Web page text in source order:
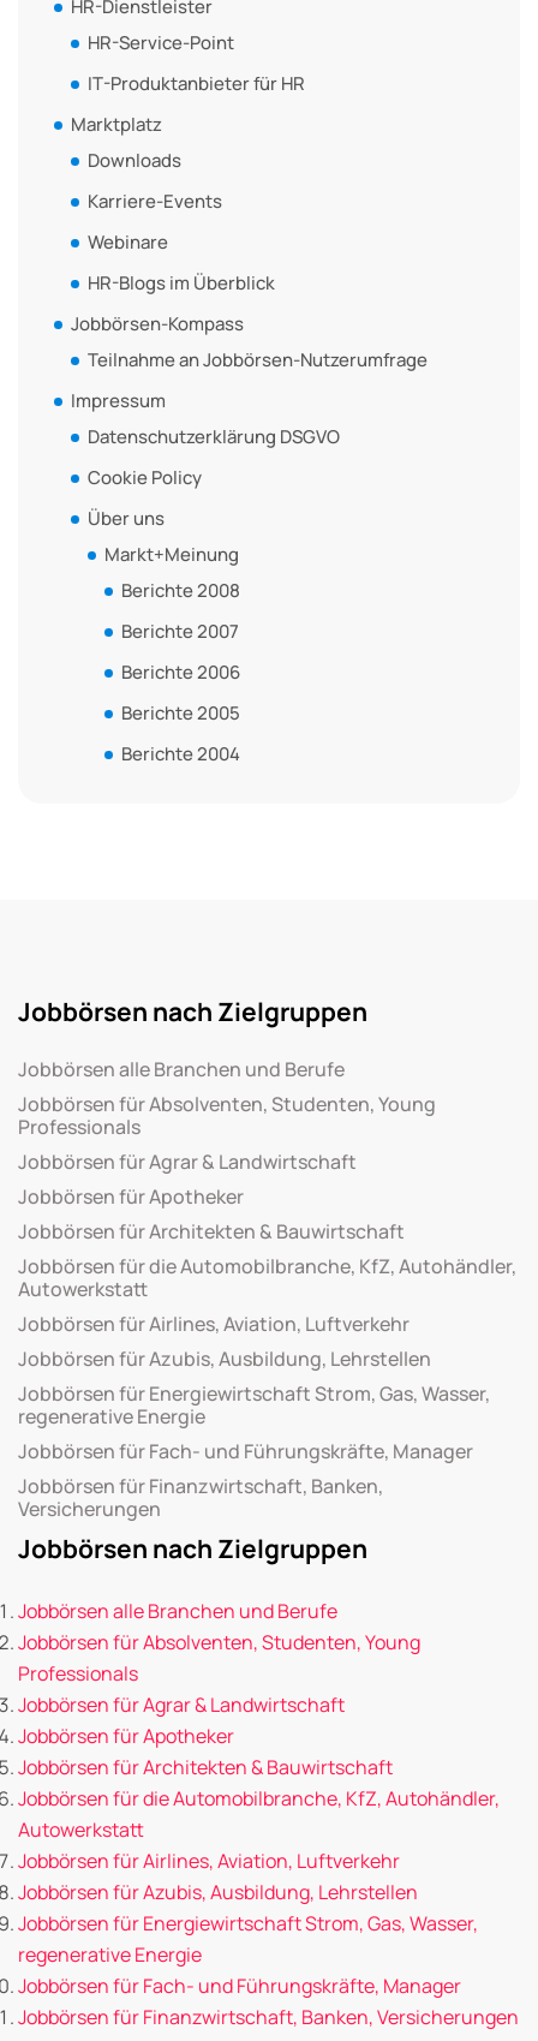
HR-Dienstleister
HR-Service-Point
IT-Produktanbieter für HR
Marktplatz
Downloads
Karriere-Events
Webinare
HR-Blogs im Überblick
Jobbörsen-Kompass
Teilnahme an Jobbörsen-Nutzerumfrage
Impressum
Datenschutzerklärung DSGVO
Cookie Policy
Über uns
Markt+Meinung
Berichte 2008
Berichte 2007
Berichte 2006
Berichte 2005
Berichte 2004
Jobbörsen nach Zielgruppen
Jobbörsen alle Branchen und Berufe
Jobbörsen für Absolventen, Studenten, Young
Professionals
Jobbörsen für Agrar & Landwirtschaft
Jobbörsen für Apotheker
Jobbörsen für Architekten & Bauwirtschaft
Jobbörsen für die Automobilbranche, KfZ, Autohändler,
Autowerkstatt
Jobbörsen für Airlines, Aviation, Luftverkehr
Jobbörsen für Azubis, Ausbildung, Lehrstellen
Jobbörsen für Energiewirtschaft Strom, Gas, Wasser,
regenerative Energie
Jobbörsen für Fach- und Führungskräfte, Manager
Jobbörsen für Finanzwirtschaft, Banken,
Versicherungen
Jobbörsen nach Zielgruppen
Jobbörsen alle Branchen und Berufe
Jobbörsen für Absolventen, Studenten, Young
Professionals
Jobbörsen für Agrar & Landwirtschaft
Jobbörsen für Apotheker
Jobbörsen für Architekten & Bauwirtschaft
Jobbörsen für die Automobilbranche, KfZ, Autohändler,
Autowerkstatt
Jobbörsen für Airlines, Aviation, Luftverkehr
Jobbörsen für Azubis, Ausbildung, Lehrstellen
Jobbörsen für Energiewirtschaft Strom, Gas, Wasser,
regenerative Energie
Jobbörsen für Fach- und Führungskräfte, Manager
Jobbörsen für Finanzwirtschaft, Banken, Versicherungen